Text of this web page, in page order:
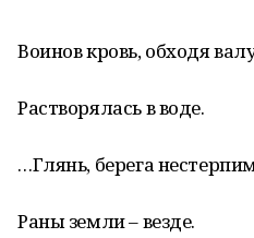
Воинов кровь, обходя
Растворялась в воде.
…Глянь, берега
Раны земли – везде.